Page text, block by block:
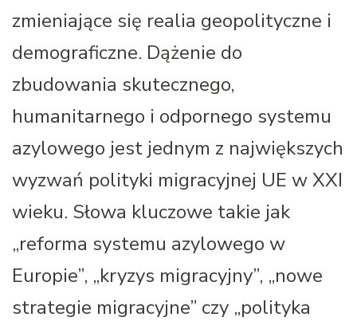
zmieniające się realia geopolityczne i
demograficzne. Dążenie do
zbudowania skutecznego,
humanitarnego i odpornego systemu
azylowego jest jednym z największych
wyzwań polityki migracyjnej UE w XXI
wieku. Słowa kluczowe takie jak
„reforma systemu azylowego w
Europie”, „kryzys migracyjny”, „nowe
strategie migracyjne” czy „polityka